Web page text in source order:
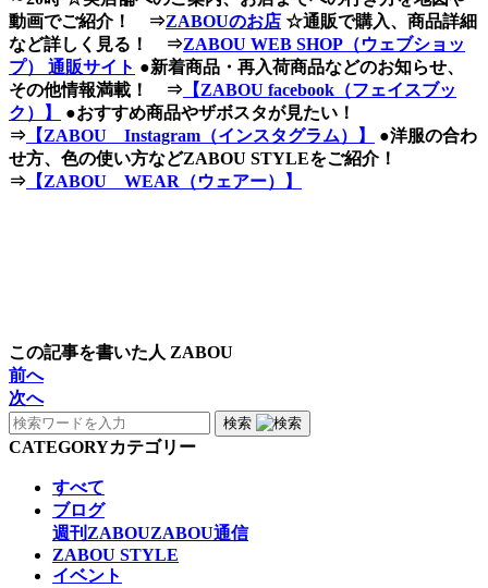
動画でご紹介！ ⇒ZABOUのお店 ☆通販で購入、商品詳細
など詳しく見る！ ⇒ZABOU WEB SHOP（ウェブショッ
プ） 通販サイト ●新着商品・再入荷商品などのお知らせ、
その他情報満載！ ⇒ 【ZABOU facebook（フェイスブッ
ク）】
●おすすめ商品やザボスタが見たい！
⇒ 【ZABOU Instagram（インスタグラム）】
●洋服の合わ
せ方、色の使い方などZABOU STYLEをご紹介！
⇒ 【ZABOU WEAR（ウェアー）】
この記事を書いた人 ZABOU
前へ
次へ
検索
CATEGORYカテゴリー
すべて
ブログ
週刊ZABOUZABOU通信
ZABOU STYLE
イベント